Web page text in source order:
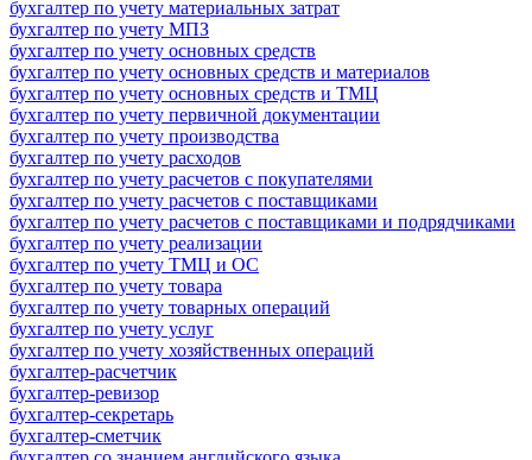
бухгалтер по учету материальных затрат
бухгалтер по учету МПЗ
бухгалтер по учету основных средств
бухгалтер по учету основных средств и материалов
бухгалтер по учету основных средств и ТМЦ
бухгалтер по учету первичной документации
бухгалтер по учету производства
бухгалтер по учету расходов
бухгалтер по учету расчетов с покупателями
бухгалтер по учету расчетов с поставщиками
бухгалтер по учету расчетов с поставщиками и подрядчиками
бухгалтер по учету реализации
бухгалтер по учету ТМЦ и ОС
бухгалтер по учету товара
бухгалтер по учету товарных операций
бухгалтер по учету услуг
бухгалтер по учету хозяйственных операций
бухгалтер-расчетчик
бухгалтер-ревизор
бухгалтер-секретарь
бухгалтер-сметчик